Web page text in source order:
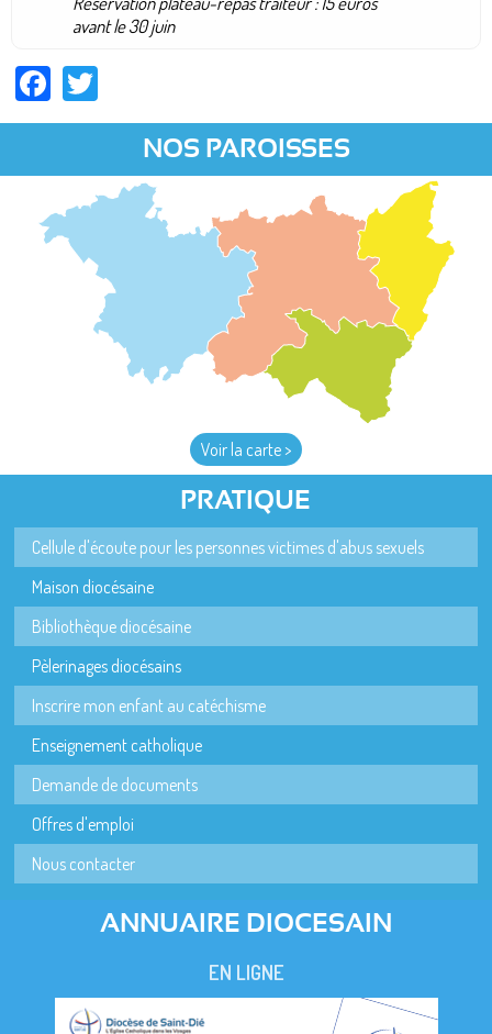
avant le 30 juin
Facebook
NOS PAROISSES
Voir la carte >
PRATIQUE
Cellule d'écoute pour les personnes victimes d'abus sexuels
Maison diocésaine
Bibliothèque diocésaine
Pèlerinages diocésains
Inscrire mon enfant au catéchisme
Enseignement catholique
Demande de documents
Offres d'emploi
Nous contacter
ANNUAIRE DIOCESAIN
EN LIGNE